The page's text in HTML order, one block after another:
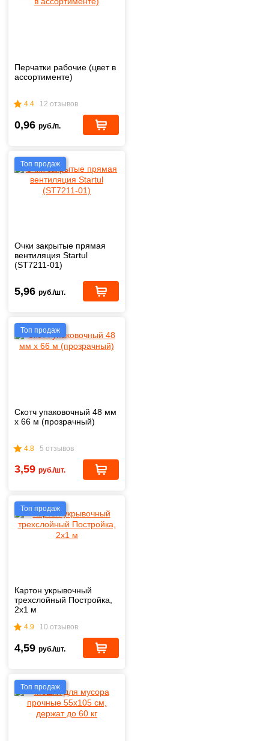
Перчатки рабочие (цвет в
ассортименте)
4.4 12 отзывов
0,96 руб./п.
Топ продаж
Очки закрытые прямая
вентиляция Startul
(ST7211-01)
5,96 руб./шт.
Топ продаж
Скотч упаковочный 48 мм
х 66 м (прозрачный)
4.8 5 отзывов
3,59 руб./шт.
Топ продаж
Картон укрывочный
трехслойный Постройка,
2х1 м
4.9 10 отзывов
4,59 руб./шт.
Топ продаж